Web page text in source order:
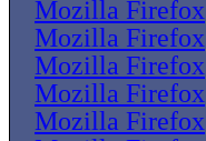
Mozilla Firefox
Mozilla Firefox
Mozilla Firefox
Mozilla Firefox
Mozilla Firefox